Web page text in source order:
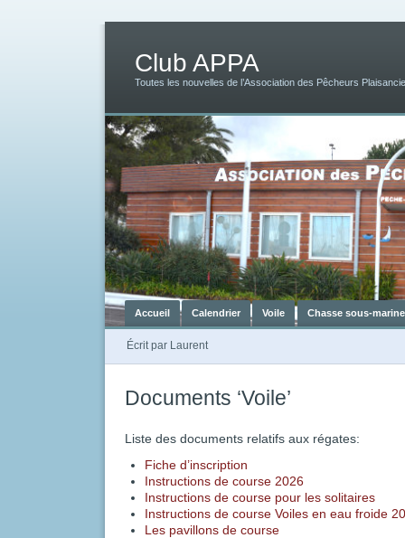
Club APPA
Toutes les nouvelles de l’Association des Pêcheurs
Accueil Calendrier Voile Chasse sous-marine
Écrit par Laurent
Documents ‘Voile’
Liste des documents relatifs aux régates:
Fiche d’inscription
Instructions de course 2026
Instructions de course pour les solitaires
Instructions de course Voiles en eau froide
Les pavillons de course